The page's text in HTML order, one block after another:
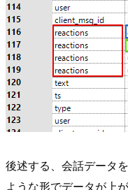
後述する、会話データ
ような形でデータが上